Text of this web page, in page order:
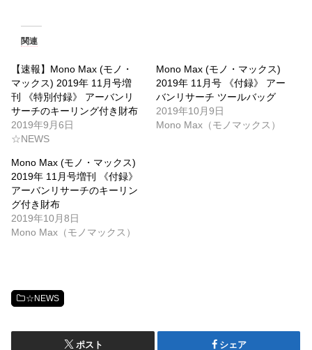
関連
【速報】Mono Max (モノ・
マックス) 2019年 11月号増
刊 《特別付録》 アーバンリ
サーチのキーリング付き財布
2019年9月6日
☆NEWS
Mono Max (モノ・マックス)
2019年 11月号 《付録》 アー
バンリサーチ ツールバッグ
2019年10月9日
Mono Max（モノマックス）
Mono Max (モノ・マックス)
2019年 11月号増刊 《付録》
アーバンリサーチのキーリン
グ付き財布
2019年10月8日
Mono Max（モノマックス）
☆NEWS
ポスト シェア